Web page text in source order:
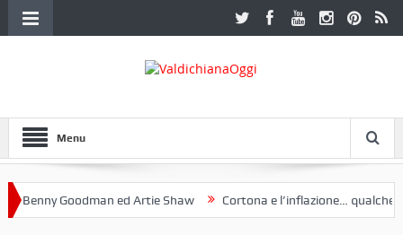
Menu
Goodman ed Artie Shaw Cortona e l’inflazione… qualche